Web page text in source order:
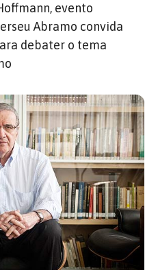
evento
Abramo convida
debater o tema